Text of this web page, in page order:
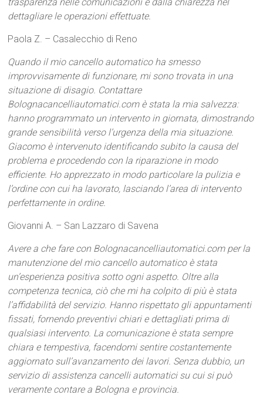
dettagliare le operazioni effettuate.
Paola Z. – Casalecchio di Reno
Quando il mio cancello automatico ha smesso
improvvisamente di funzionare, mi sono trovata in una
situazione di disagio. Contattare
Bolognacancelliautomatici.com è stata la mia salvezza:
hanno programmato un intervento in giornata, dimostrando
grande sensibilità verso l’urgenza della mia situazione.
Giacomo è intervenuto identificando subito la causa del
problema e procedendo con la riparazione in modo
efficiente. Ho apprezzato in modo particolare la pulizia e
l’ordine con cui ha lavorato, lasciando l’area di intervento
perfettamente in ordine.
Giovanni A. – San Lazzaro di Savena
Avere a che fare con Bolognacancelliautomatici.com per la
manutenzione del mio cancello automatico è stata
un’esperienza positiva sotto ogni aspetto. Oltre alla
competenza tecnica, ciò che mi ha colpito di più è stata
l’affidabilità del servizio. Hanno rispettato gli appuntamenti
fissati, fornendo preventivi chiari e dettagliati prima di
qualsiasi intervento. La comunicazione è stata sempre
chiara e tempestiva, facendomi sentire costantemente
aggiornato sull’avanzamento dei lavori. Senza dubbio, un
servizio di assistenza cancelli automatici su cui si può
veramente contare a Bologna e provincia.